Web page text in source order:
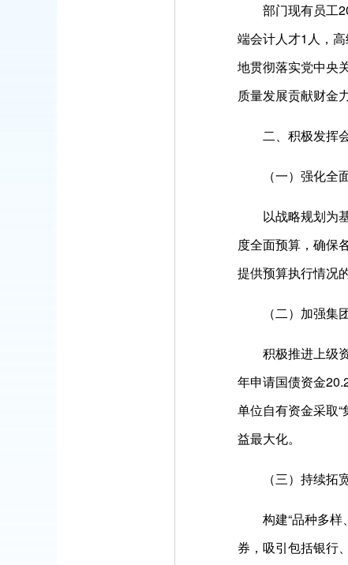
部门现有员工20
端会计人才1人，
地贯彻落实党中央
质量发展贡献财金力
二、积极发挥
（一）强化全
以战略规划为基
度全面预算，确保
提供预算执行情况
（二）加强集
积极推进上级资
年申请国债资金
单位自有资金采取
益最大化。
（三）持续拓
构建“品种多样
券，吸引包括银行